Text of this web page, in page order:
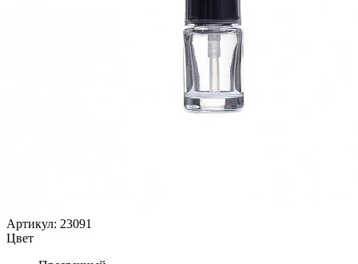
Артикул: 23091
Цвет